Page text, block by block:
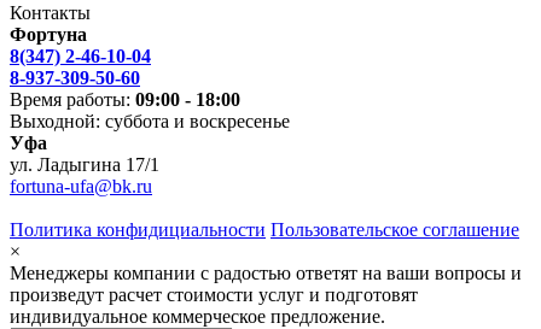
Контакты
Фортуна
8(347) 2-46-10-04
8-937-309-50-60
Время работы: 09:00 - 18:00
Выходной: суббота и воскресенье
Уфа
ул. Ладыгина 17/1
fortuna-ufa@bk.ru
Политика конфидициальности Пользовательское соглашение
×
Менеджеры компании с радостью ответят на ваши вопросы и
произведут расчет стоимости услуг и подготовят
индивидуальное коммерческое предложение.